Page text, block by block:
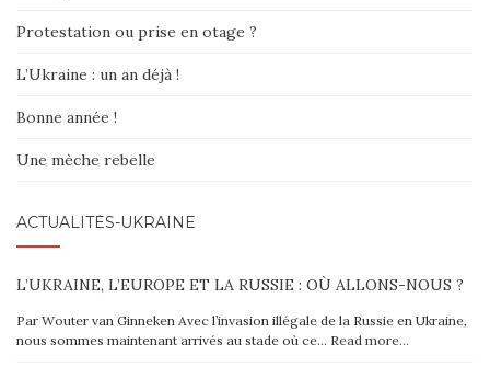
Protestation ou prise en otage ?
L’Ukraine : un an déjà !
Bonne année !
Une mèche rebelle
ACTUALITÉS-UKRAINE
L’UKRAINE, L’EUROPE ET LA RUSSIE : OÙ ALLONS-NOUS ?
Par Wouter van Ginneken Avec l’invasion illégale de la Russie en Ukraine,
nous sommes maintenant arrivés au stade où ce… Read more…